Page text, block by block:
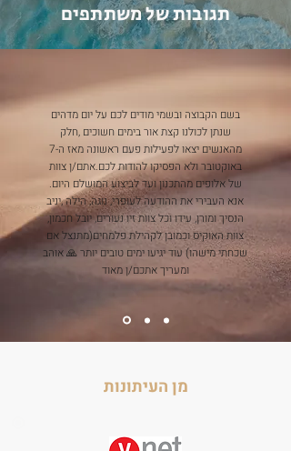
תגובות של משתתפים
בשם הקבוצה ובשמי מודים לכם על יום מדהים
שנתן לכולנו קצת אור בימים חשוכים ,חלק
מהאנשים יצאו לפעילות פעם ראשונה מאז ה-7
באוקטובר ולא הפסיקו להודות לכם.אתם/ן צוות
של אלופים מהתכנון ועד לביצוע המושלם היום.
אנא העבירי את ההודעה לעופרי, נוגה, הילה ,יניב
הנסיך ומורן, עידו וכל צוות זיו נעורים, יובל חכמון,
צוות האוקיס וכמובן לקהילת פלמחים(מתנצל אם
שכחתי מישהו) עוד יגיעו ימים טובים יותר 🙏 אוהב
ומעריך אתכם/ן מאוד
מן העיתונות